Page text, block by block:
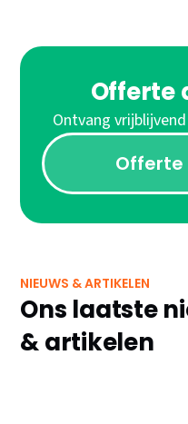
Offerte
Ontvang
NIEUWS & ARTIKELEN
Ons laatste
& artikelen